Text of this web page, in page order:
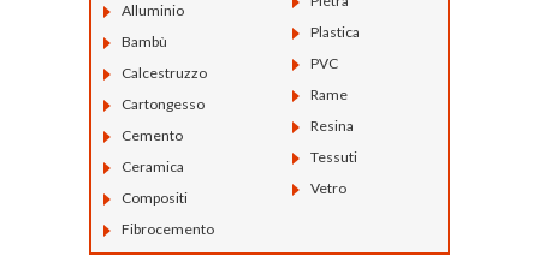
Alluminio
Bambù
Calcestruzzo
Cartongesso
Cemento
Ceramica
Compositi
Fibrocemento
Plastica
PVC
Rame
Resina
Tessuti
Vetro